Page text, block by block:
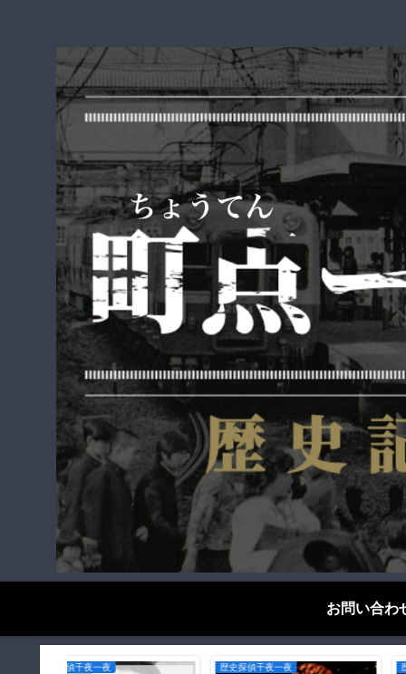
お問い合わ
戦争遺構をゆく 遊郭・赤線跡をゆく